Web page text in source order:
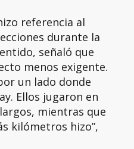
referencia al
durante la
señaló que
menos exigente.
un lado donde
Ellos jugaron en
mientras que
kilómetros hizo”,